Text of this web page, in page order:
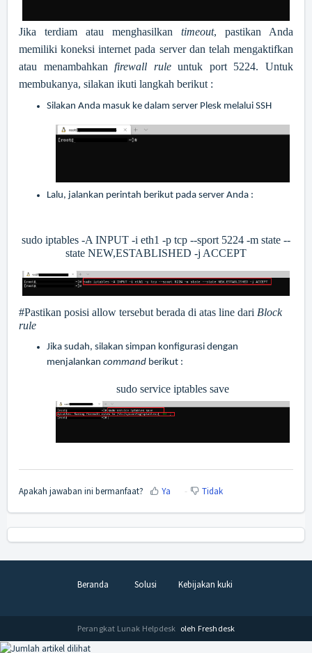
Jika terdiam atau menghasilkan timeout, pastikan Anda
memiliki koneksi internet pada server dan telah mengaktifkan
atau menambahkanfirewall ruleuntuk port 5224. Untuk
membukanya, silakan ikuti langkah berikut :
Silakan Anda masuk ke dalam server Plesk melalui SSH
Lalu, jalankan perintah berikut pada server Anda :
sudo iptables -A INPUT -i eth1 -p tcp --sport 5224 -m state --
state NEW,ESTABLISHED -j ACCEPT
#Pastikan posisi allow tersebut berada di atas line dari Block
rule
Jika sudah, silakan simpan konfigurasi dengan
menjalankan command berikut :
sudo service iptables save
Apakah jawaban ini bermanfaat? Ya Tidak
Beranda Solusi Kebijakan kuki
Perangkat Lunak Helpdesk oleh Freshdesk